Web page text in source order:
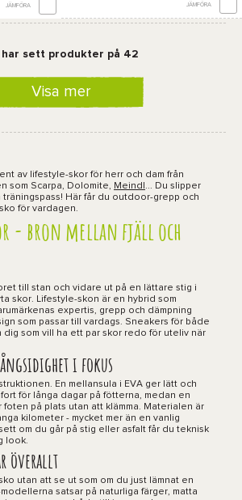
JÄMFÖRA JÄMFÖRA
har sett produkter på 42
Visa mer
av lifestyle-skor för herr och dam från
som Scarpa, Dolomite, Meindl ... Du slipper
träningspass! Här får du outdoor-grepp och
för vardagen.
- bron mellan fjäll och
till stan och vidare ut på en lättare stig i
skor. Lifestyle-skon är en hybrid som
expertis, grepp och dämpning
som passar till vardags. Sneakers för både
dig som vill ha ett par skor redo för uteliv när
i fokus
En mellansula i EVA ger lätt och
för långa dagar på fötterna, medan en
foten på plats utan att klämma. Materialen är
kilometer - mycket mer än en vanlig
om du går på stig eller asfalt får du teknisk
look.
överallt
utan att se ut som om du just lämnat en
satsar på naturliga färger, matta